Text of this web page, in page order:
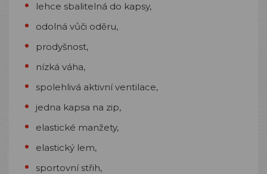
lehce sbalitelná do kapsy,
odolná vůči oděru,
prodyšnost,
nízká váha,
spolehlivá aktivní ventilace,
jedna kapsa na zip,
elastické manžety,
elastický lem,
sportovní střih,